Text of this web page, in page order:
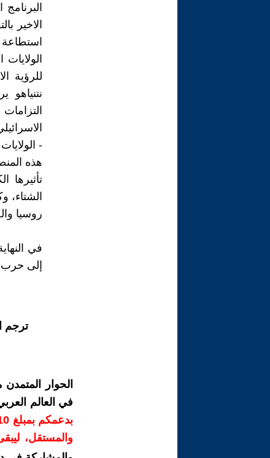
الاخير
للرؤية
-
هذه
تأثيرها
الشتاء،
روسيا
في
إلى حرب
ترجم
الحوار
في العالم
والمستقل،